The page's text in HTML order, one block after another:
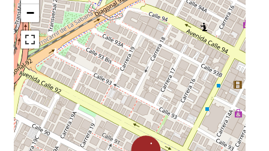
Salón Comunal
Calentador A Gas
Cocina A Gas
Vista Exterior
Cableado De Red
Circuito Cerrado De Tv
Tanques De Agua